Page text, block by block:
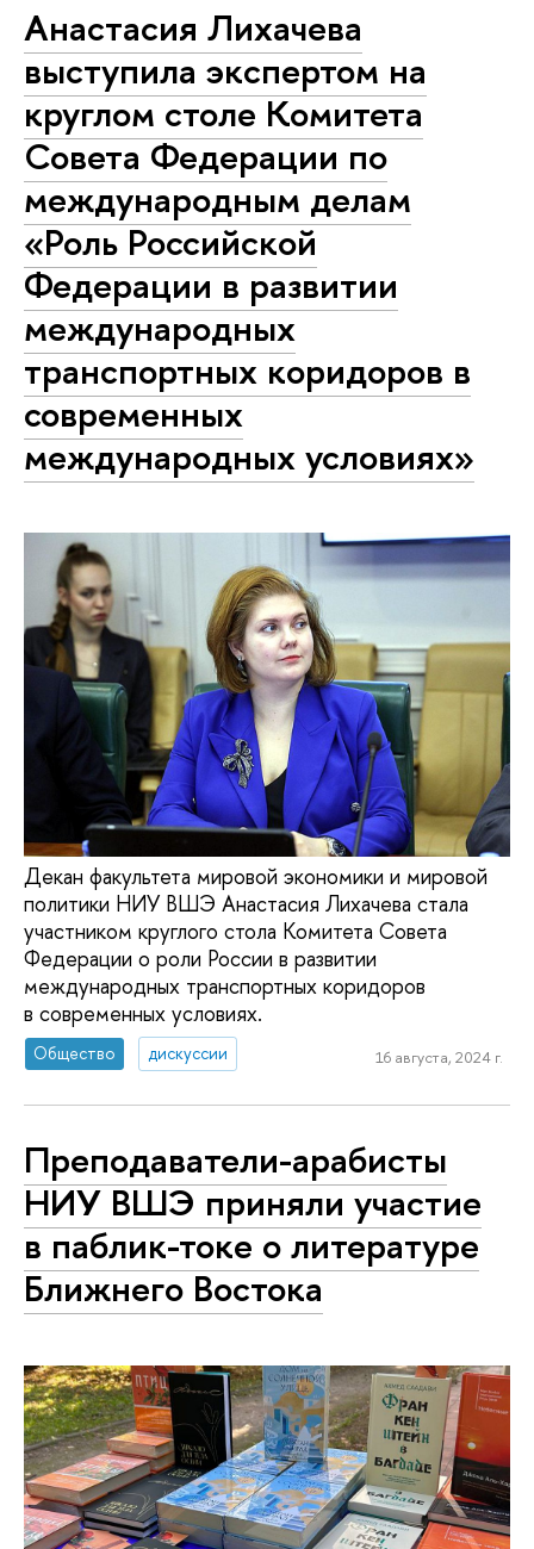
Анастасия Лихачева
выступила экспертом на
круглом столе Комитета
Совета Федерации по
международным делам
«Роль Российской
Федерации в развитии
международных
транспортных коридоров в
современных
международных условиях»
Декан факультета мировой экономики и мировой
политики НИУ ВШЭ Анастасия Лихачева стала
участником круглого стола Комитета Совета
Федерации о роли России в развитии
международных транспортных коридоров
в современных условиях.
Общество дискуссии 16 августа, 2024 г.
Преподаватели-арабисты
НИУ ВШЭ приняли участие
в паблик-токе о литературе
Ближнего Востока